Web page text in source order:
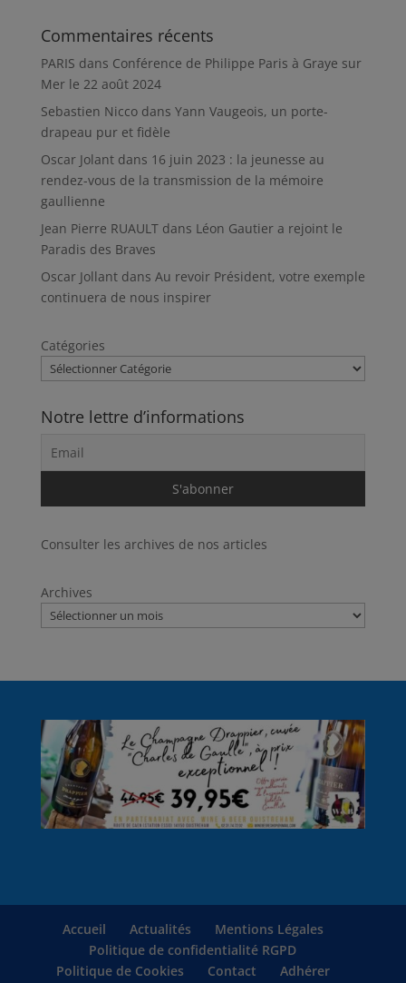
Commentaires récents
PARIS dans Conférence de Philippe Paris à Graye sur
Mer le 22 août 2024
Sebastien Niccodans Yann Vaugeois, un porte-
drapeau pur et fidèle
Oscar Jolantdans 16 juin 2023 : la jeunesse au
rendez-vous de la transmission de la mémoire
gaullienne
Jean Pierre RUAULTdans Léon Gautier a rejoint le
Paradis des Braves
Oscar Jollantdans Au revoir Président, votre exemple
continuera de nous inspirer
Catégories
Notre lettre d’informations
Consulter les archives de nos articles
Archives
Accueil Actualités
Mentions Légales
Politique de confidentialité RGPD
Politique de Cookies
Contact
Adhérer